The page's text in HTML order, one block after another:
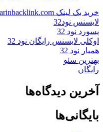
خرید بک لینک behtarinbacklink.com
لایسنس نود32
پسورد نود 32
اوکلی لایسنس رایگان نود 32
همیار نود 32
بهترین سئو
رایگان
آخرین دیدگاه‌ها
بایگانی‌ها